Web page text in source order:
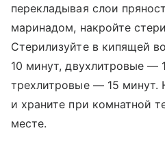
перекладывая слои
маринадом, накройте
Стерилизуйте в кипящей
10 минут, двухлитровые —
трехлитровые — 15 минут.
и храните при комнатной
месте.